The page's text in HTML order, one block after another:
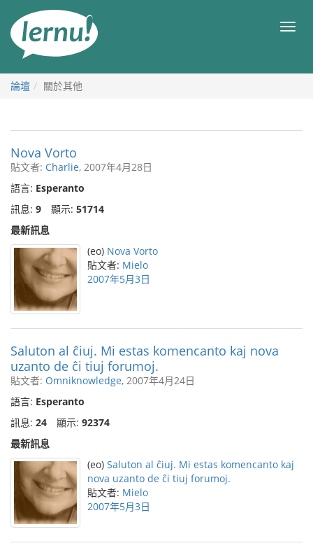
目
論壇 關於其他
Nova Vorto
貼文者: Charlie, 2007年4月28日
語言: Esperanto
訊息: 9 顯示: 51714
最新訊息
(eo) Nova Vorto
貼文者: Mielo
2007年5月3日
Saluton al ĉiuj. Mi estas komencanto kaj nova
uzanto de ĉi tiuj forumoj.
貼文者: Omniknowledge, 2007年4月24日
語言: Esperanto
訊息: 24 顯示: 92374
最新訊息
(eo) Saluton al ĉiuj. Mi estas komencanto kaj
nova uzanto de ĉi tiuj forumoj.
貼文者: Mielo
2007年5月3日